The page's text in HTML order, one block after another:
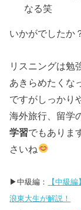
なる笑
いかがでしたか
リスニングは勉
あきらめたくな
ですがしっかり
海外旅行、留学
学習でもありま
さいね
▶︎中級編：
【中級
浪東大生が解説！